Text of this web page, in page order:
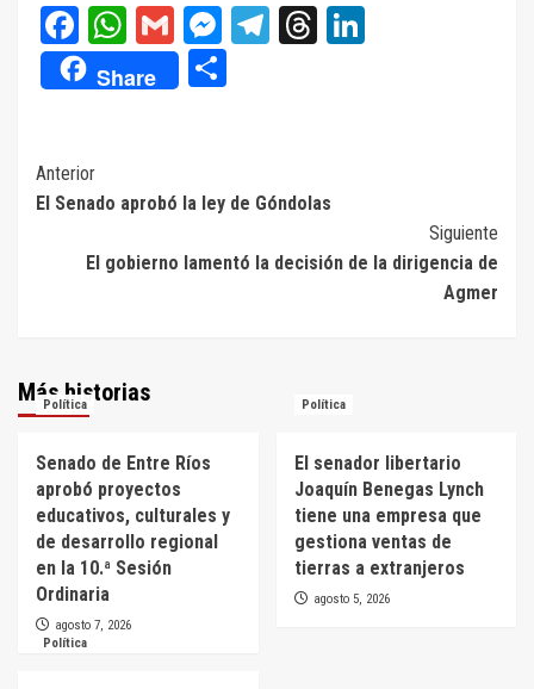
Facebook
WhatsApp
GmailMessenger
Telegram
Threads
Share
Navegación
de
entradas
Anterior
El Senado aprobó la ley de Góndolas
Siguiente
El gobierno lamentó la decisión de la dirigencia de
Agmer
Más historias
Política
Senado de Entre Ríos
aprobó proyectos
educativos, culturales y
de desarrollo regional
en la 10.ª Sesión
Ordinaria
agosto 7, 2026
Política
El senador libertario
Joaquín Benegas Lynch
tiene una empresa que
gestiona ventas de
tierras a extranjeros
agosto 5, 2026
Política